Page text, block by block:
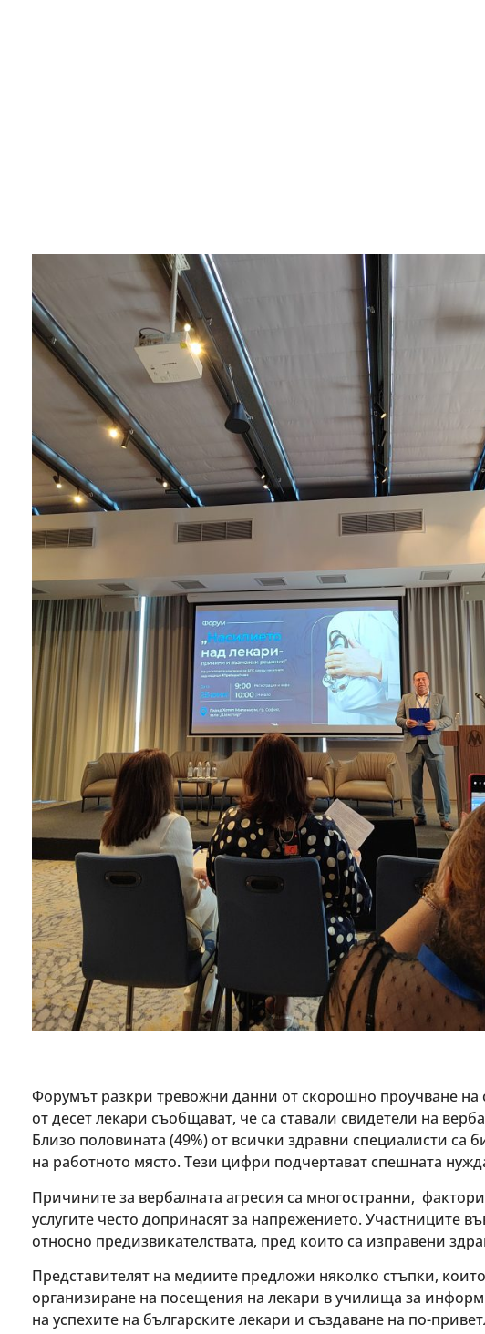
Форумът разкри тревожни данни от скорошно проучване на
от десет лекари съобщават, че са ставали свидетели на
Близо половината (49%) от всички здравни специалисти са
на работното място. Тези цифри подчертават спешната
Причините за вербалната агресия са многостранни,
услугите често допринасят за напрежението. Участниците
относно предизвикателствата, пред които са изправени
Представителят на медиите предложи няколко стъпки,
организиране на посещения на лекари в училища за
на успехите на българските лекари и създаване на по-